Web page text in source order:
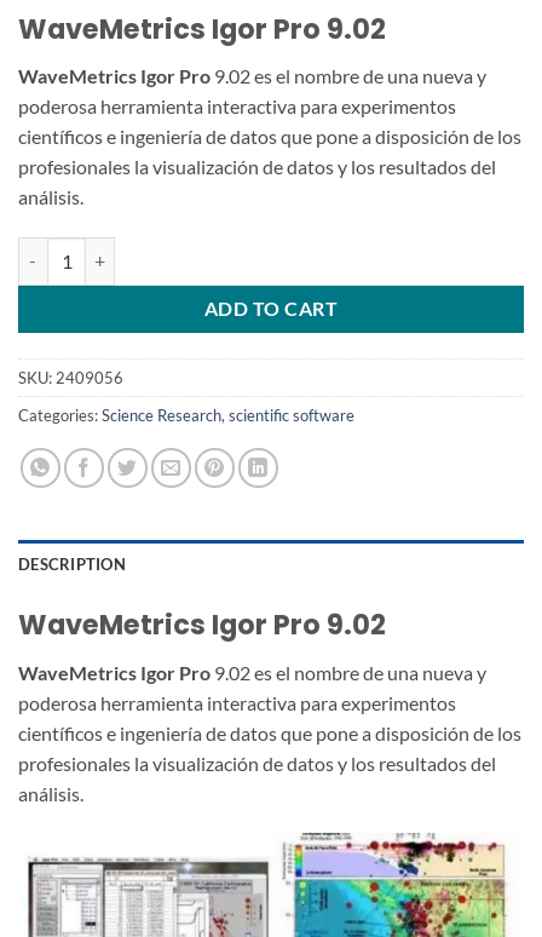
WaveMetrics Igor Pro 9.02
WaveMetrics Igor Pro 9.02 es el nombre de una nueva y
poderosa herramienta interactiva para experimentos
científicos e ingeniería de datos que pone a disposición de los
profesionales la visualización de datos y los resultados del
análisis.
ADD TO CART
SKU: 2409056
Categories:Science Research, scientific software
DESCRIPTION
WaveMetrics Igor Pro 9.02
WaveMetrics Igor Pro 9.02 es el nombre de una nueva y
poderosa herramienta interactiva para experimentos
científicos e ingeniería de datos que pone a disposición de los
profesionales la visualización de datos y los resultados del
análisis.